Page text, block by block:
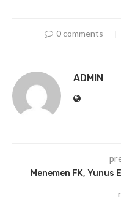
0 comments
ADMIN
Menemen FK,